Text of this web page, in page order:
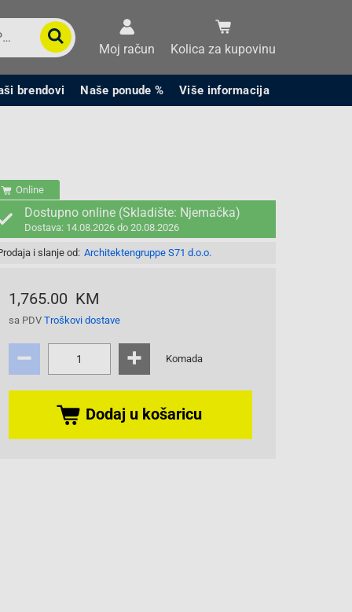
Moj račun Kolica za kupovinu
brendovi Naše ponude % Više informacija
Online
Dostupno online (Skladište: Njemačka)
Dostava: 14.08.2026 do 20.08.2026
i slanje od: Architektengruppe S71 d.o.o.
1,765.00 KM
sa PDV Troškovi dostave
Komada
Dodaj u košaricu